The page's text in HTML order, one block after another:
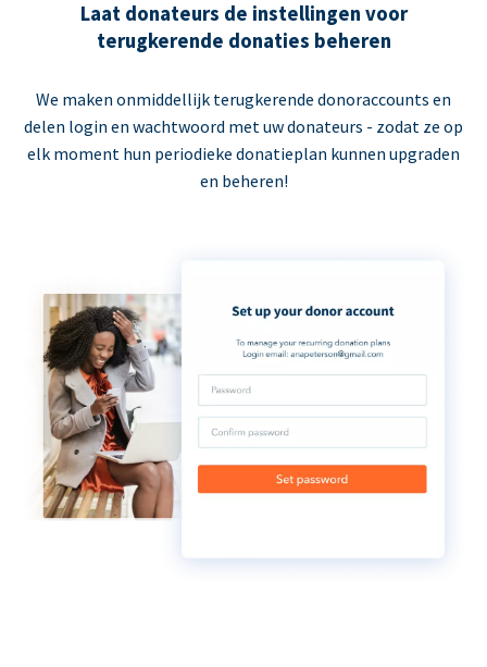
Laat donateurs de instellingen voor
terugkerende donaties beheren
We maken onmiddellijk terugkerende donoraccounts en
delen login en wachtwoord met uw donateurs - zodat ze op
elk moment hun periodieke donatieplan kunnen upgraden
en beheren!